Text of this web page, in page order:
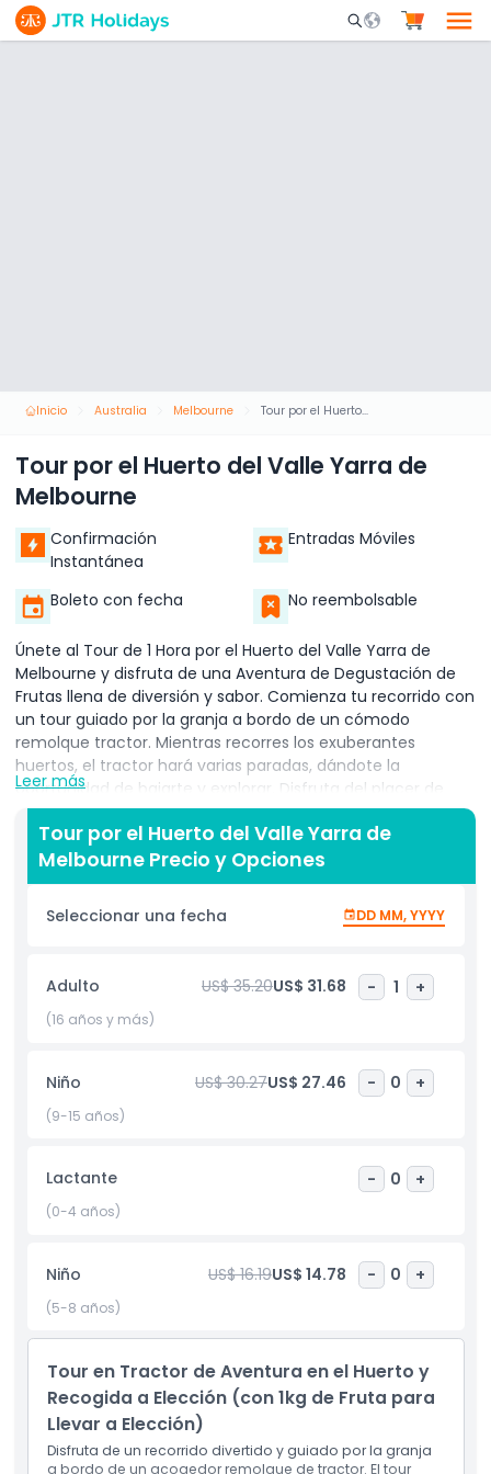
Mobile Search
Inicio Australia Melbourne Tour por el Huerto del Valle Yarra de Melbourne
Tour por el Huerto del Valle Yarra de
Melbourne
Confirmación
Instantánea
Entradas Móviles
Boleto con fecha No reembolsable
Únete al Tour de 1 Hora por el Huerto del Valle Yarra de
Melbourne y disfruta de una Aventura de Degustación de
Frutas llena de diversión y sabor. Comienza tu recorrido con
un tour guiado por la granja a bordo de un cómodo
remolque tractor. Mientras recorres los exuberantes
huertos, el tractor hará varias paradas, dándote la
oportunidad de bajarte y explorar. Disfruta del placer de
recoger y degustar una variedad de frutas frescas y
maduras directamente del huerto. Tendrás la oportunidad
de probar al menos ocho variedades diferentes de frutas,
haciendo que sea una experiencia verdaderamente única
para amantes de la comida y entusiastas de la naturaleza
por igual. Después de tu aventura de recolección, podrás
Peach Cafe. La granja también ofrece la oportunidad de
comprar productos locales frescos y souvenirs únicos,
perfectos para llevar un pedazo del Valle Yarra contigo. No
terrenos, ideales para relajarte y disfrutar del entorno
sereno. La granja también cuenta con un salón de eventos
donde se realizan actividades y celebraciones especiales,
persona que busque experimentar lo mejor del campo de
Melbourne. Con su combinación de degustación de frutas,
Aspectos Destacados
Inclusiones
Política para Niños y Adultos
Leer más
Tour por el Huerto del Valle Yarra de
Melbourne Precio y Opciones
Seleccionar una fecha DD MM, YYYY
Adulto US$ 35.20US$ 31.68 - 1 +
(16 años y más)
Niño US$ 30.27US$ 27.46 - 0 +
(9-15 años)
Lactante - 0 +
(0-4 años)
Niño US$ 16.19US$ 14.78 - 0 +
(5-8 años)
Tour en Tractor de Aventura en el Huerto y
Recogida a Elección (con 1kg de Fruta para
Llevar a Elección)
Disfruta de un recorrido divertido y guiado por la granja
a bordo de un acogedor remolque de tractor. El tour